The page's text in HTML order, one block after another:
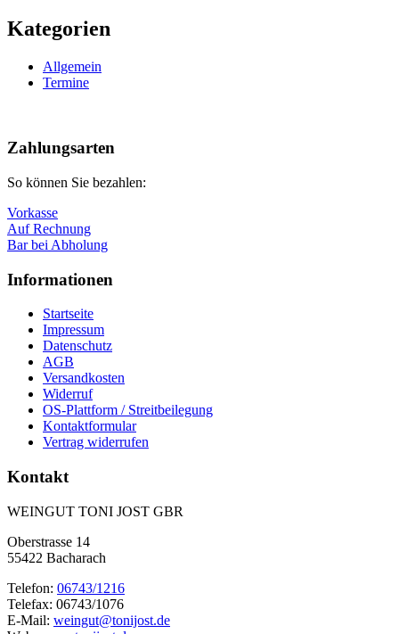
Kategorien
Allgemein
Termine
oben
Zahlungsarten
So können Sie bezahlen:
Vorkasse
Auf Rechnung
Bar bei Abholung
Informationen
Startseite
Impressum
Datenschutz
AGB
Versandkosten
Widerruf
OS-Plattform / Streitbeilegung
Kontaktformular
Vertrag widerrufen
Kontakt
WEINGUT TONI JOST GBR
Oberstrasse 14
55422 Bacharach
Telefon: 06743/1216
Telefax: 06743/1076
E-Mail: weingut@tonijost.de